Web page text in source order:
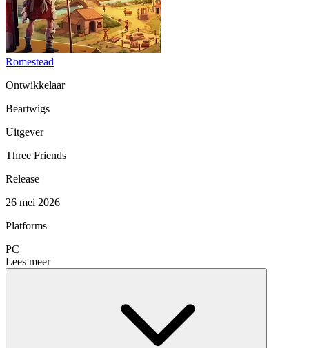
Romestead
Ontwikkelaar
Beartwigs
Uitgever
Three Friends
Release
26 mei 2026
Platforms
PC
Lees meer